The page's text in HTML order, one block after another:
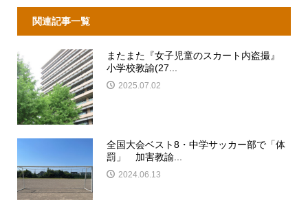
関連記事一覧
またまた『女子児童のスカート内盗撮』
小学校教諭(27...
2025.07.02
全国大会ベスト8・中学サッカー部で「体
罰」 加害教諭...
2024.06.13